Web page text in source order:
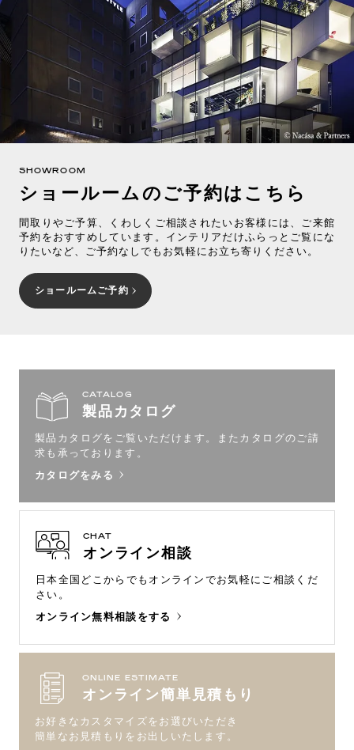
SHOWROOM
ショールームのご予約はこちら
間取りやご予算、くわしくご相談されたいお客様には、ご来館
予約をおすすめしています。インテリアだけふらっとご覧にな
りたいなど、ご予約なしでもお気軽にお立ち寄りください。
ショールームご予約
CATALOG
製品カタログ
製品カタログをご覧いただけます。
またカタログのご請
求も承っております。
カタログをみる
CHAT
オンライン相談
日本全国どこからでもオンラインでお気軽にご相談くだ
さい。
オンライン無料相談をする
ONLINE ESTIMATE
オンライン簡単見積もり
お好きなカスタマイズをお選びいただき
簡単なお見積もりをお出しいたします。